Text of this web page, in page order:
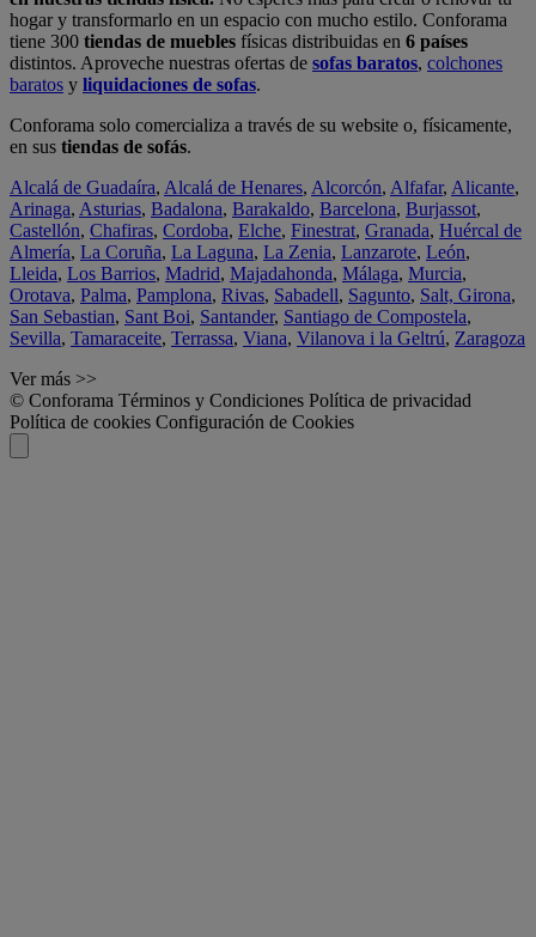
hogar y transformarlo en un espacio con mucho estilo. Conforama
tiene 300 tiendas de muebles físicas distribuidas en 6 países
distintos. Aproveche nuestras ofertas de sofas baratos, colchones
baratos y liquidaciones de sofas.
Conforama solo comercializa a través de su website o, físicamente,
en sus tiendas de sofás.
Alcalá de Guadaíra, Alcalá de Henares, Alcorcón, Alfafar, Alicante,
Arinaga, Asturias, Badalona, Barakaldo, Barcelona, Burjassot,
Castellón, Chafiras, Cordoba, Elche, Finestrat, Granada, Huércal de
Almería, La Coruña, La Laguna, La Zenia, Lanzarote, León,
Lleida, Los Barrios, Madrid, Majadahonda, Málaga, Murcia,
Orotava, Palma, Pamplona, Rivas, Sabadell, Sagunto, Salt, Girona,
San Sebastian, Sant Boi, Santander, Santiago de Compostela,
Sevilla, Tamaraceite, Terrassa, Viana, Vilanova i la Geltrú, Zaragoza
Ver más >>
© Conforama Términos y Condiciones Política de privacidad
Política de cookies Configuración de Cookies